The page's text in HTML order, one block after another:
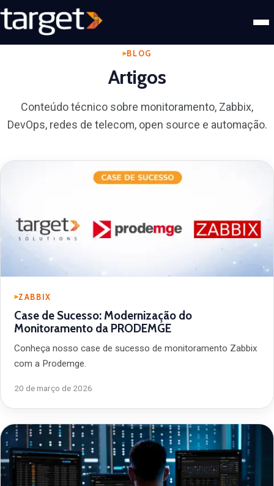
BLOG
Artigos
Conteúdo técnico sobre monitoramento, Zabbix,
DevOps, redes de telecom, open source e automação.
ZABBIX
Case de Sucesso: Modernização do
Monitoramento da PRODEMGE
Conheça nosso case de sucesso de monitoramento Zabbix
com a Prodemge.
20 de março de 2026